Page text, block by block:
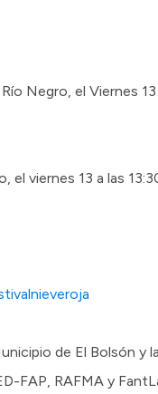
Negro, el Viernes 13
el viernes 13 a las
de El Bolsón y la
FAP, RAFMA y